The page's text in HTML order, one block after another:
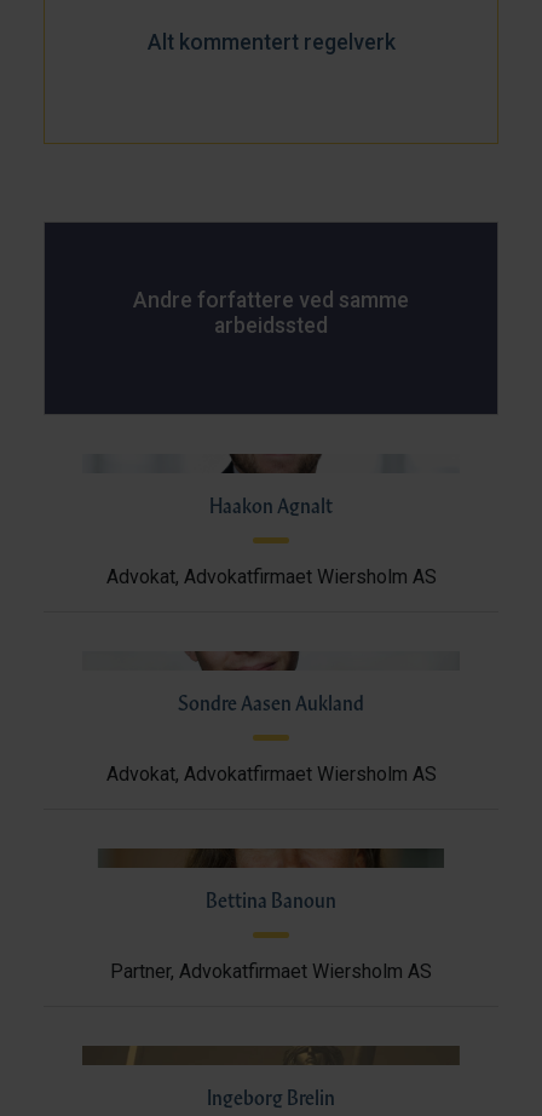
Alt kommentert regelverk
Andre forfattere ved samme
arbeidssted
Haakon Agnalt
Advokat, Advokatfirmaet Wiersholm AS
Sondre Aasen Aukland
Advokat, Advokatfirmaet Wiersholm AS
Bettina Banoun
Partner, Advokatfirmaet Wiersholm AS
Ingeborg Brelin